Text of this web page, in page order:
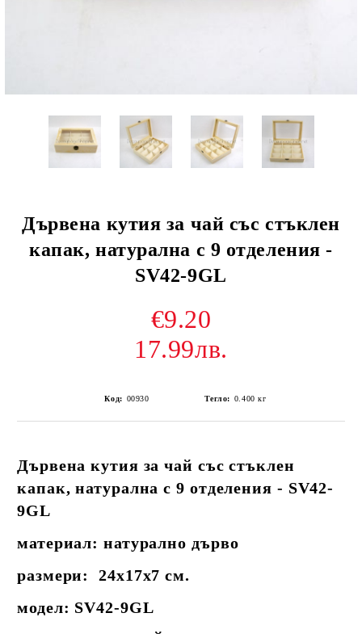
Дървена кутия за чай със стъклен
капак, натурална с 9 отделения -
SV42-9GL
€9.20
17.99лв.
Код: 00930 Тегло: 0.400 кг
Дървена кутия за чай със стъклен
капак, натурална с 9 отделения - SV42-
9GL
материал: натурално дърво
размери: 24х17х7 см.
модел: SV42-9GL